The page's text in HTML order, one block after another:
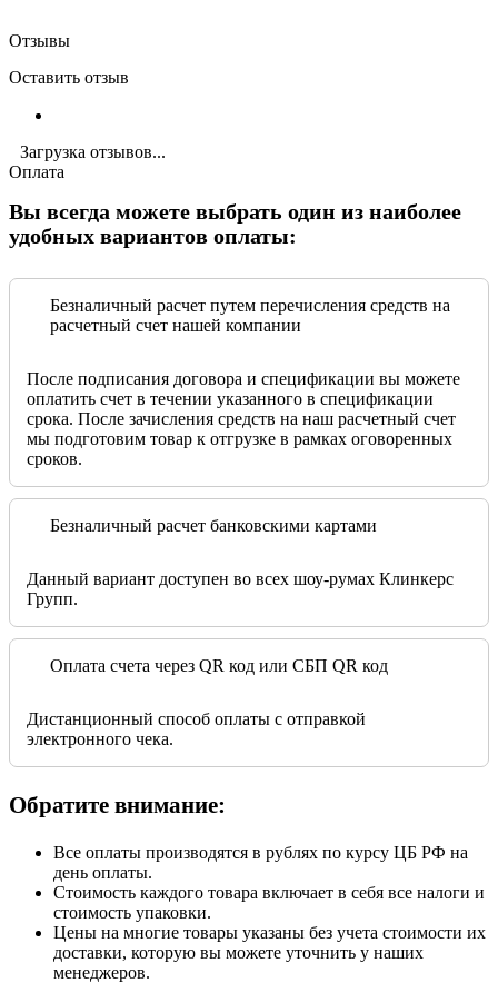
Отзывы
Оставить отзыв
Загрузка отзывов...
Оплата
Вы всегда можете выбрать один из наиболее
удобных вариантов оплаты:
Безналичный расчет путем перечисления средств на
расчетный счет нашей компании
После подписания договора и спецификации вы можете
оплатить счет в течении указанного в спецификации
срока. После зачисления средств на наш расчетный счет
мы подготовим товар к отгрузке в рамках оговоренных
сроков.
Безналичный расчет банковскими картами
Данный вариант доступен во всех шоу-румах Клинкерс
Групп.
Оплата счета через QR код или СБП QR код
Дистанционный способ оплаты с отправкой
электронного чека.
Обратите внимание:
Все оплаты производятся в рублях по курсу ЦБ РФ на
день оплаты.
Стоимость каждого товара включает в себя все налоги и
стоимость упаковки.
Цены на многие товары указаны без учета стоимости их
доставки, которую вы можете уточнить у наших
менеджеров.